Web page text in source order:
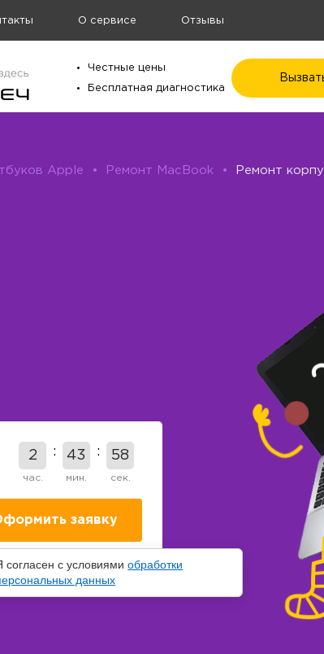
О сервисе Отзывы
Честные цены
Бесплатная диагностика
Apple • Ремонт MacBook • Ремонт
2
час.
43
мин.
57
сек.
согласен с условиямиобработки
данных